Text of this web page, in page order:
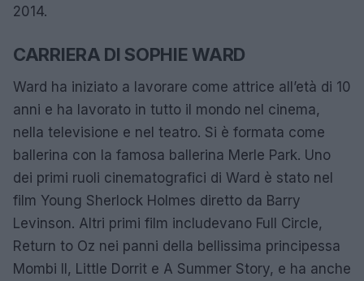
2014.
CARRIERA DI SOPHIE WARD
Ward ha iniziato a lavorare come attrice all’età di 10
anni e ha lavorato in tutto il mondo nel cinema,
nella televisione e nel teatro. Si è formata come
ballerina con la famosa ballerina Merle Park. Uno
dei primi ruoli cinematografici di Ward è stato nel
film Young Sherlock Holmes diretto da Barry
Levinson. Altri primi film includevano Full Circle,
Return to Oz nei panni della bellissima principessa
Mombi II, Little Dorrit e A Summer Story, e ha anche